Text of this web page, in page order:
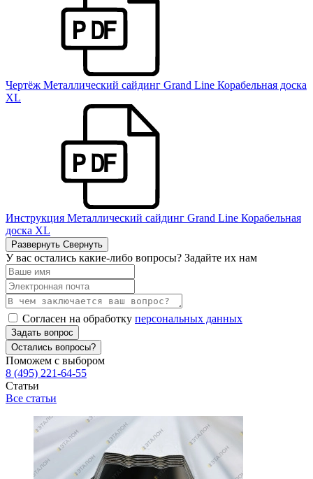
Чертёж Металлический сайдинг Grand Line Корабельная доска
XL
Инструкция Металлический сайдинг Grand Line Корабельная
доска XL
Развернуть Свернуть
У вас остались какие-либо вопросы? Задайте их нам
Согласен на обработку персональных данных
Задать вопрос
Остались вопросы?
Поможем с выбором
8 (495) 221-64-55
Статьи
Все статьи